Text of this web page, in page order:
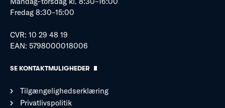
Fredag 8:30–15:00
CVR: 10 29 48 19
EAN: 5798000018006
SE KONTAKTMULIGHEDER
Tilgængelighedserklæring
Privatlivspolitik